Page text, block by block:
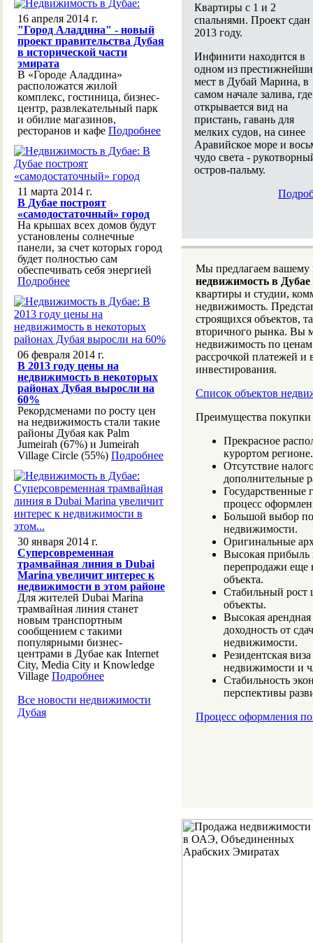
Квартиры с 1 и 2
спальнями. Проект сдан
2013 году.
Инфинити находится в
одном из
мест в Дубай Марина, в
самом начале залива, где
открывается вид на
пристань, гавань для
мелких судов, на синее
Аравийское море и
чудо света -
остров-пальму.
Мы предлагаем
недвижимость в Дубае
квартиры и студии,
недвижимость.
строящихся объектов,
вторичного рынка. Вы
недвижимость по
рассрочкой платежей
инвестирования.
Список объектов
Преимущества
Прекрасное
курортом регионе.
Отсутствие
дополнительные
Государственные
процесс
Большой выбор
недвижимости.
Оригинальные
Высокая прибыль
перепродажи еще
объекта.
Стабильный рост
объекты.
Высокая
доходность от
недвижимости.
Резидентская
недвижимости и
Стабильность
перспективы
Процесс оформления
16 апреля 2014 г.
"Город Аладдина" - новый
проект правительства Дубая
в исторической части
эмирата
В «Городе Аладдина»
расположатся жилой
комплекс, гостиница, бизнес-
центр, развлекательный парк
и обилие магазинов,
ресторанов и кафе Подробнее
11 марта 2014 г.
В Дубае построят
«самодостаточный» город
На крышах всех домов будут
установлены солнечные
панели, за счет которых город
будет полностью сам
обеспечивать себя энергией
Подробнее
06 февраля 2014 г.
В 2013 году цены на
недвижимость в некоторых
районах Дубая выросли на
60%
Рекордсменами по росту цен
на недвижимость стали такие
районы Дубая как Palm
Jumeirah (67%) и Jumeirah
Village Circle (55%) Подробнее
30 января 2014 г.
Суперсовременная
трамвайная линия в Dubai
Marina увеличит интерес к
недвижимости в этом районе
Для жителей Dubai Marina
трамвайная линия станет
новым транспортным
сообщением с такими
популярными бизнес-
центрами в Дубае как Internet
City, Media City и Knowledge
Village Подробнее
Все новости недвижимости
Дубая